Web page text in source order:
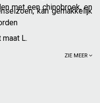
kan gemakkelijk
met een chinobroek, en
L.
ZIE MEER